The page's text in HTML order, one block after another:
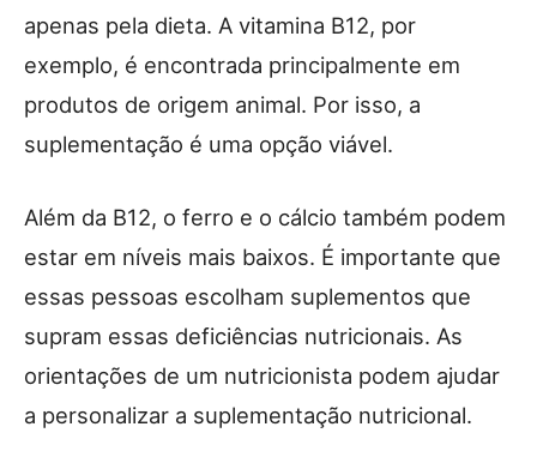
apenas pela dieta. A vitamina B12, por
exemplo, é encontrada principalmente em
produtos de origem animal. Por isso, a
suplementação é uma opção viável.
Além da B12, o ferro e o cálcio também podem
estar em níveis mais baixos. É importante que
essas pessoas escolham suplementos que
supram essas deficiências nutricionais. As
orientações de um nutricionista podem ajudar
a personalizar a suplementação nutricional.